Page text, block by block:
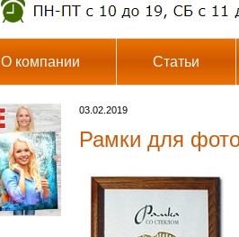
О компании Статьи
03.02.2019
Рамки для